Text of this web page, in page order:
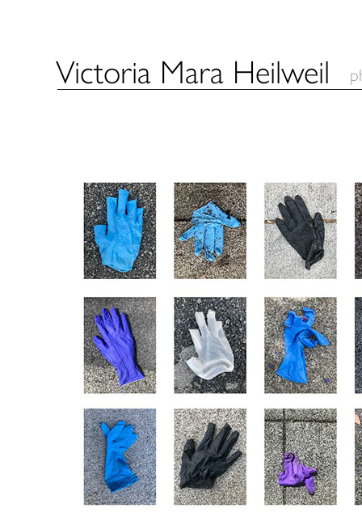
Victoria Mara Heilweil